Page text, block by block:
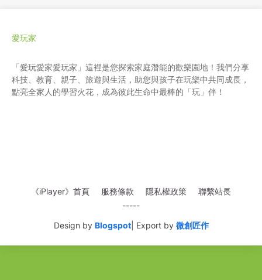
愛玩家
「愛玩愛家愛玩家」這裡是您探索家庭潛能的歡樂園地！我們分享
科技、教育、親子、旅遊與生活，助您與孩子在玩樂中共同成長，
點亮全家人的學習火花，成為彼此生命中最棒的「玩」伴！
Design by Blogspot| Export by 微創匠作
《iPlayer》首頁 服務條款 隱私權政策
聯繫站長
-----